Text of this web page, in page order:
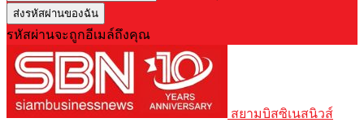
รหัสผ่านจะถูกอีเมล์ถึงคุณ
สยามบิสซิเนสนิวส์